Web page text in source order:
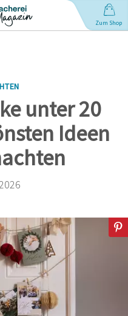
Zum Shop
unter 20
Ideen